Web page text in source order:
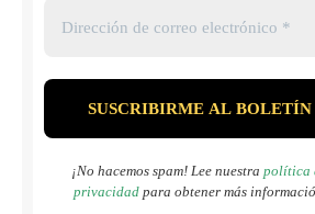
¡No hacemos spam! Lee nuestra política
privacidadpara obtener más